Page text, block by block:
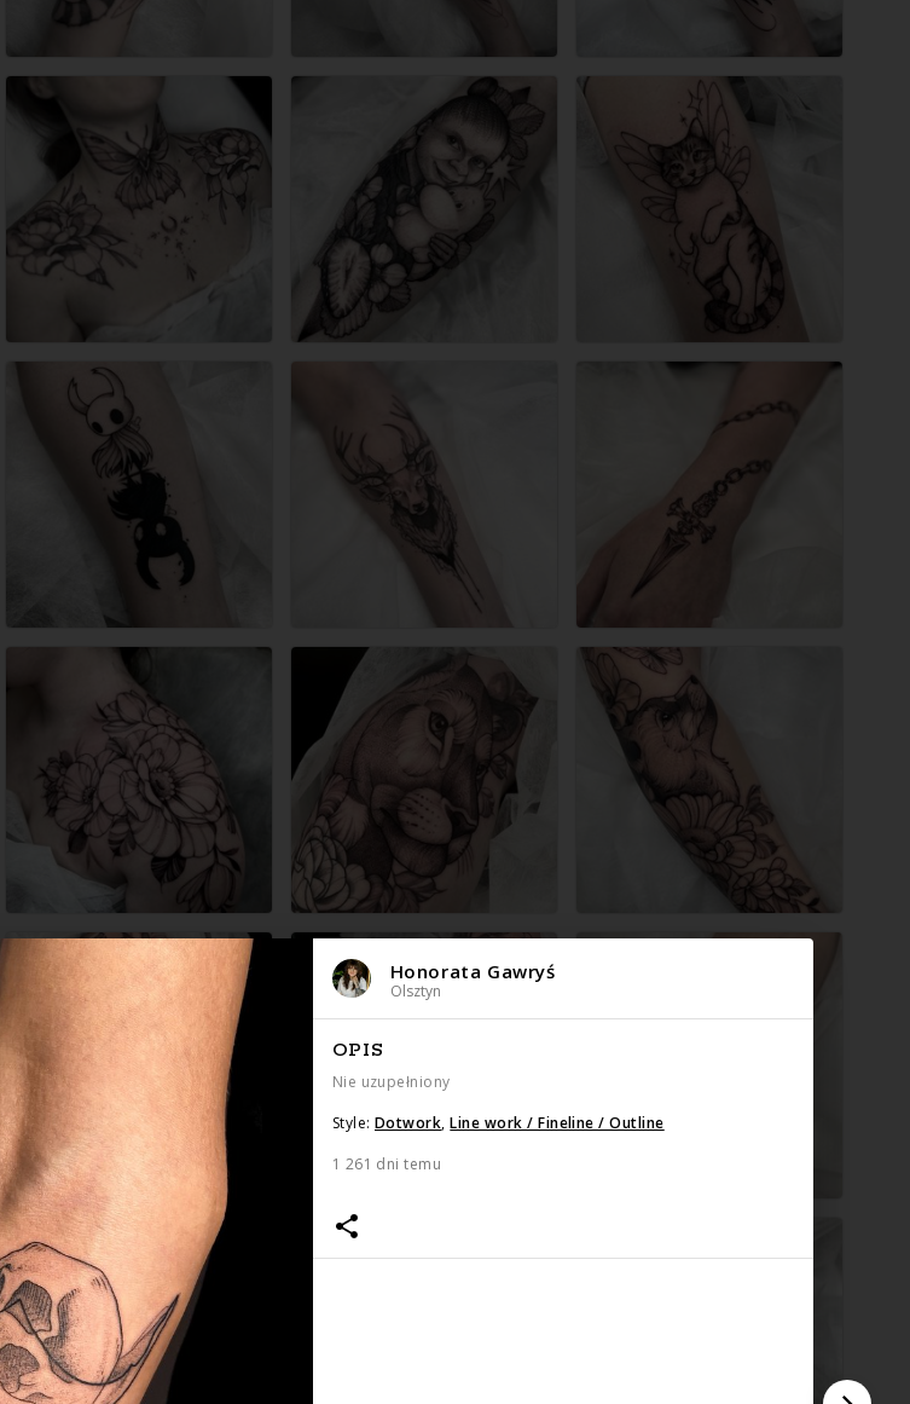
Honorata Gawryś
Olsztyn
OPIS
Nie uzupełniony
Style: Dotwork,Line work / Fineline / Outline
1 261 dni temu